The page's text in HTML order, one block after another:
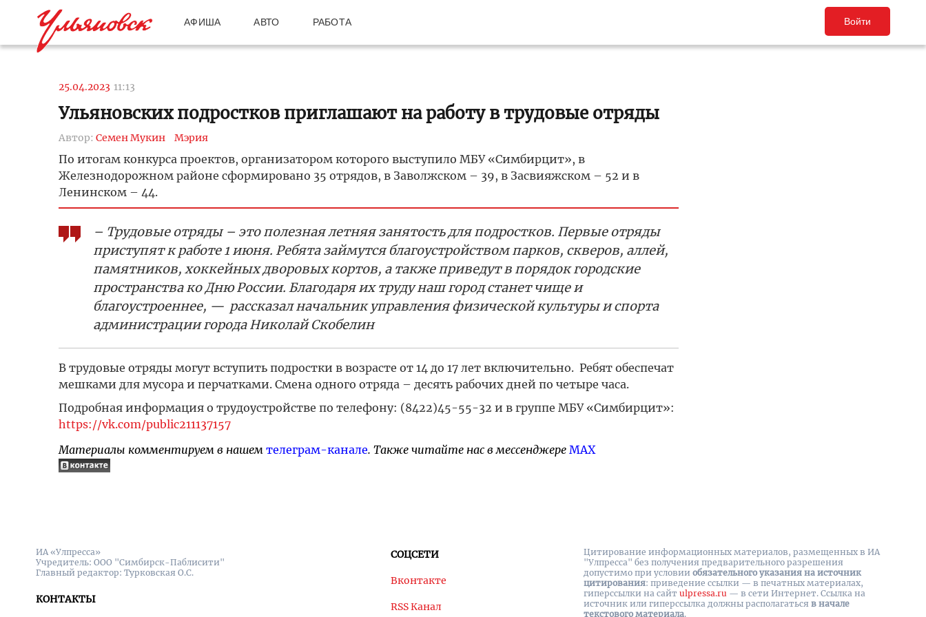
АФИША АВТО РАБОТА Войти
25.04.2023 11:13
Ульяновских подростков приглашают на работу в трудовые отряды
Автор: Семен Мукин Мэрия
По итогам конкурса проектов, организатором которого выступило МБУ «Симбирцит», в
Железнодорожном районе сформировано 35 отрядов, в Заволжском – 39, в Засвияжском – 52 и в
Ленинском – 44.
– Трудовые отряды – это полезная летняя занятость для подростков. Первые отряды
приступят к работе 1 июня. Ребята займутся благоустройством парков, скверов, аллей,
памятников, хоккейных дворовых кортов, а также приведут в порядок городские
пространства ко Дню России. Благодаря их труду наш город станет чище и
благоустроеннее, — рассказал начальник управления физической культуры и спорта
администрации города Николай Скобелин
В трудовые отряды могут вступить подростки в возрасте от 14 до 17 лет включительно. Ребят обеспечат
мешками для мусора и перчатками. Смена одного отряда – десять рабочих дней по четыре часа.
Подробная информация о трудоустройстве по телефону: (8422)45-55-32 и в группе МБУ «Симбирцит»:
https://vk.com/public211137157
Материалы комментируем в нашем телеграм-канале. Также читайте нас в мессенджере MAX
ИА «Улпресса»
Учредитель: ООО "Симбирск-Паблисити"
Главный редактор: Турковская О.С.
КОНТАКТЫ
СОЦСЕТИ
Вконтакте
RSS Канал
Цитирование информационных материалов, размещенных в ИА
"Улпресса" без получения предварительного разрешения
допустимо при условии обязательного указания на источник
цитирования: приведение ссылки — в печатных материалах,
гиперссылки на cайт ulpressa.ru — в сети Интернет. Ссылка на
источник или гиперссылка должны располагаться в начале
текстового материала.